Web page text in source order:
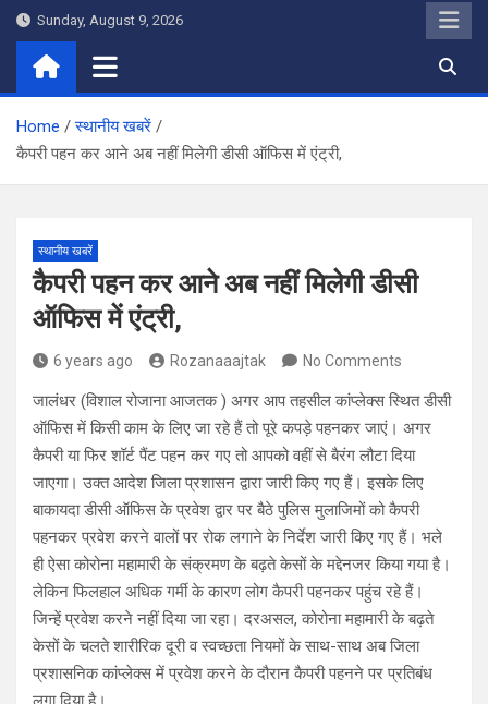
Skip
content
Sunday, August 9, 2026
Home
स्थानीय खबरें
कैपरी पहन कर आने अब नहीं मिलेगी डीसी ऑफिस में एंट्री,
स्थानीय खबरें
कैपरी पहन कर आने अब नहीं मिलेगी डीसी
ऑफिस में एंट्री,
6 years ago Rozanaaajtak No Comments
जालंधर (विशाल रोजाना आजतक ) अगर आप तहसील कांप्लेक्स स्थित डीसी
ऑफिस में किसी काम के लिए जा रहे हैं तो पूरे कपड़े पहनकर जाएं। अगर
कैपरी या फिर शॉर्ट पैंट पहन कर गए तो आपको वहीं से बैरंग लौटा दिया
जाएगा। उक्त आदेश जिला प्रशासन द्वारा जारी किए गए हैं। इसके लिए
बाकायदा डीसी ऑफिस के प्रवेश द्वार पर बैठे पुलिस मुलाजिमों को कैपरी
पहनकर प्रवेश करने वालों पर रोक लगाने के निर्देश जारी किए गए हैं। भले
ही ऐसा कोरोना महामारी के संक्रमण के बढ़ते केसों के मद्देनजर किया गया है।
लेकिन फिलहाल अधिक गर्मी के कारण लोग कैपरी पहनकर पहुंच रहे हैं।
जिन्हें प्रवेश करने नहीं दिया जा रहा। दरअसल, कोरोना महामारी के बढ़ते
केसों के चलते शारीरिक दूरी व स्वच्छता नियमों के साथ-साथ अब जिला
प्रशासनिक कांप्लेक्स में प्रवेश करने के दौरान कैपरी पहनने पर प्रतिबंध